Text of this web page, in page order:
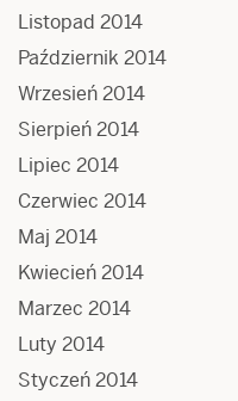
Listopad 2014
Październik 2014
Wrzesień 2014
Sierpień 2014
Lipiec 2014
Czerwiec 2014
Maj 2014
Kwiecień 2014
Marzec 2014
Luty 2014
Styczeń 2014